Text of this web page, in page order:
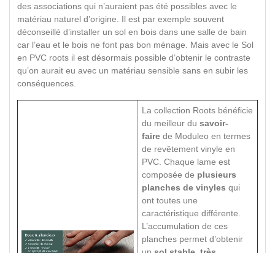
des associations qui n’auraient pas été possibles avec le
matériau naturel d’origine. Il est par exemple souvent
déconseillé d’installer un sol en bois dans une salle de bain
car l’eau et le bois ne font pas bon ménage. Mais avec le Sol
en PVC roots il est désormais possible d’obtenir le contraste
qu’on aurait eu avec un matériau sensible sans en subir les
conséquences.
La collection Roots bénéficie
du meilleur du savoir-
faire de Moduleo en termes
de revêtement vinyle en
PVC. Chaque lame est
composée de plusieurs
planches de vinyles qui
ont toutes une
caractéristique différente.
L’accumulation de ces
planches permet d’obtenir